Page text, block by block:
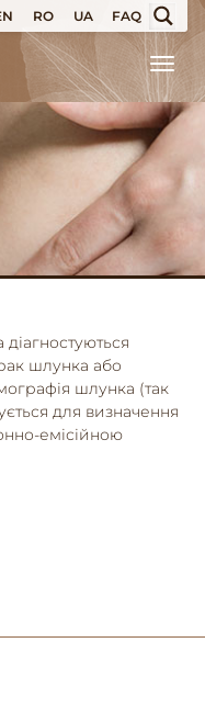
RO UA FAQ
шлунка або
шлунка (так
для визначення
емісійною